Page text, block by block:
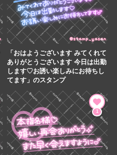
「おはようございます みてくれて
ありがとうございます 今日は出勤
します♡お誘い楽しみにお待ちし
てます」のスタンプ
1